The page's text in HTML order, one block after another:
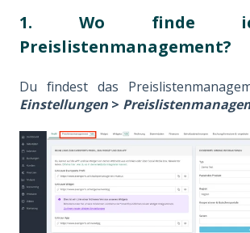
1. Wo finde
Preislistenmanagement?
Du findest das
Einstellungen >